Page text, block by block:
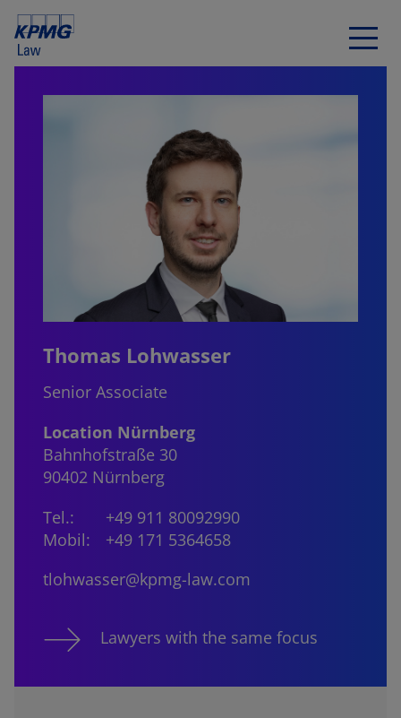
Thomas Lohwasser
Senior Associate
Location Nürnberg
Bahnhofstraße 30
90402 Nürnberg
Tel.:
+49 911 80092990
Mobil:
+49 171 5364658
tlohwasser@kpmg-law.com
Lawyers with the same focus